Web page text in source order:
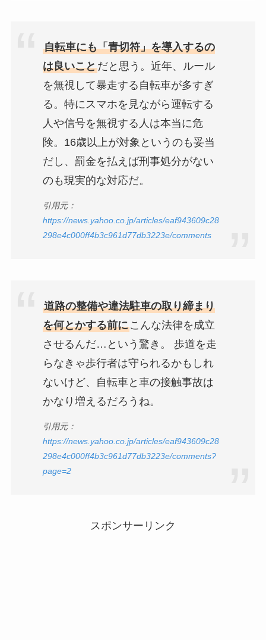
自転車にも「青切符」を導入するの
は良いことだと思う。近年、ルール
を無視して暴走する自転車が多すぎ
る。特にスマホを見ながら運転する
人や信号を無視する人は本当に危
険。16歳以上が対象というのも妥当
だし、罰金を払えば刑事処分がない
のも現実的な対応だ。
引用元：
https://news.yahoo.co.jp/articles/eaf943609c28
298e4c000ff4b3c961d77db3223e/comments
道路の整備や違法駐車の取り締まり
を何とかする前にこんな法律を成立
させるんだ…という驚き。 歩道を走
らなきゃ歩行者は守られるかもしれ
ないけど、自転車と車の接触事故は
かなり増えるだろうね。
引用元：
https://news.yahoo.co.jp/articles/eaf943609c28
298e4c000ff4b3c961d77db3223e/comments?
page=2
スポンサーリンク